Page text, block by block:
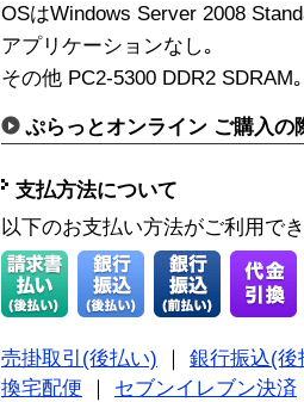
OSはWindows Server 2008
アプリケーションなし｡
その他 PC2-5300 DDR2 SDRAM｡
ぷらっとオンライン ご購入の
支払方法について
以下のお支払い方法がご利用で
売掛取引(後払い)
銀行振込(後
換宅配便
セブンイレブン決済